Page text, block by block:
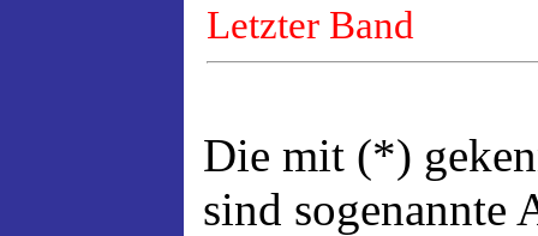
Letzter Band
Die mit (*)
sind